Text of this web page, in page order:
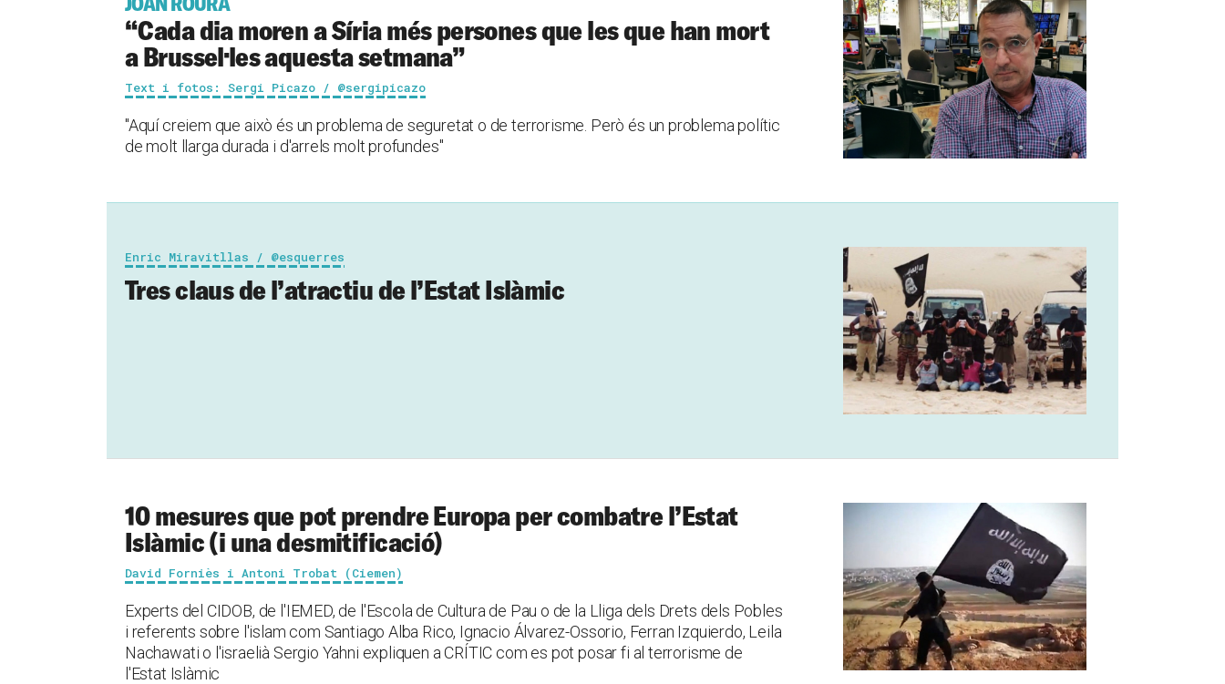
“Cada dia moren a Síria més persones que les que han mort
a Brussel·les aquesta setmana”
Text i fotos: Sergi Picazo / @sergipicazo
"Aquí creiem que això és un problema de seguretat o de terrorisme. Però és un problema polític
de molt llarga durada i d'arrels molt profundes"
Enric Miravitllas / @esquerres
Tres claus de l’atractiu de l’Estat Islàmic
10 mesures que pot prendre Europa per combatre l’Estat
Islàmic (i una desmitificació)
David Forniès i Antoni Trobat (Ciemen)
Experts del CIDOB, de l'IEMED, de l'Escola de Cultura de Pau o de la Lliga dels Drets dels Pobles
i referents sobre l'islam com Santiago Alba Rico, Ignacio Álvarez-Ossorio, Ferran Izquierdo, Leila
Nachawati o l'israelià Sergio Yahni expliquen a CRÍTIC com es pot posar fi al terrorisme de
l'Estat Islàmic